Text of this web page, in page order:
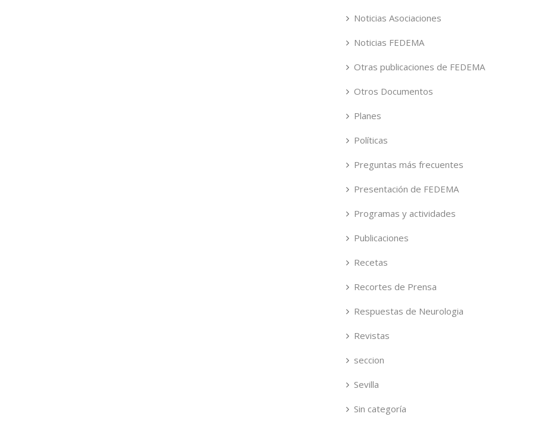
Noticias Asociaciones
Noticias FEDEMA
Otras publicaciones de FEDEMA
Otros Documentos
Planes
Políticas
Preguntas más frecuentes
Presentación de FEDEMA
Programas y actividades
Publicaciones
Recetas
Recortes de Prensa
Respuestas de Neurologia
Revistas
seccion
Sevilla
Sin categoría